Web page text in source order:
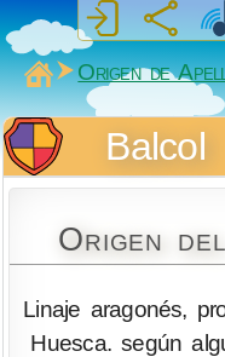
MiSabueso
Origen de
Balcol
Origen
Linaje aragonés,
Huesca. según